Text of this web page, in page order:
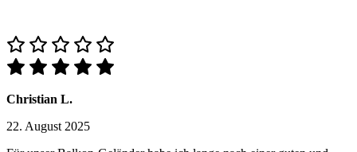
Christian L.
22. August 2025